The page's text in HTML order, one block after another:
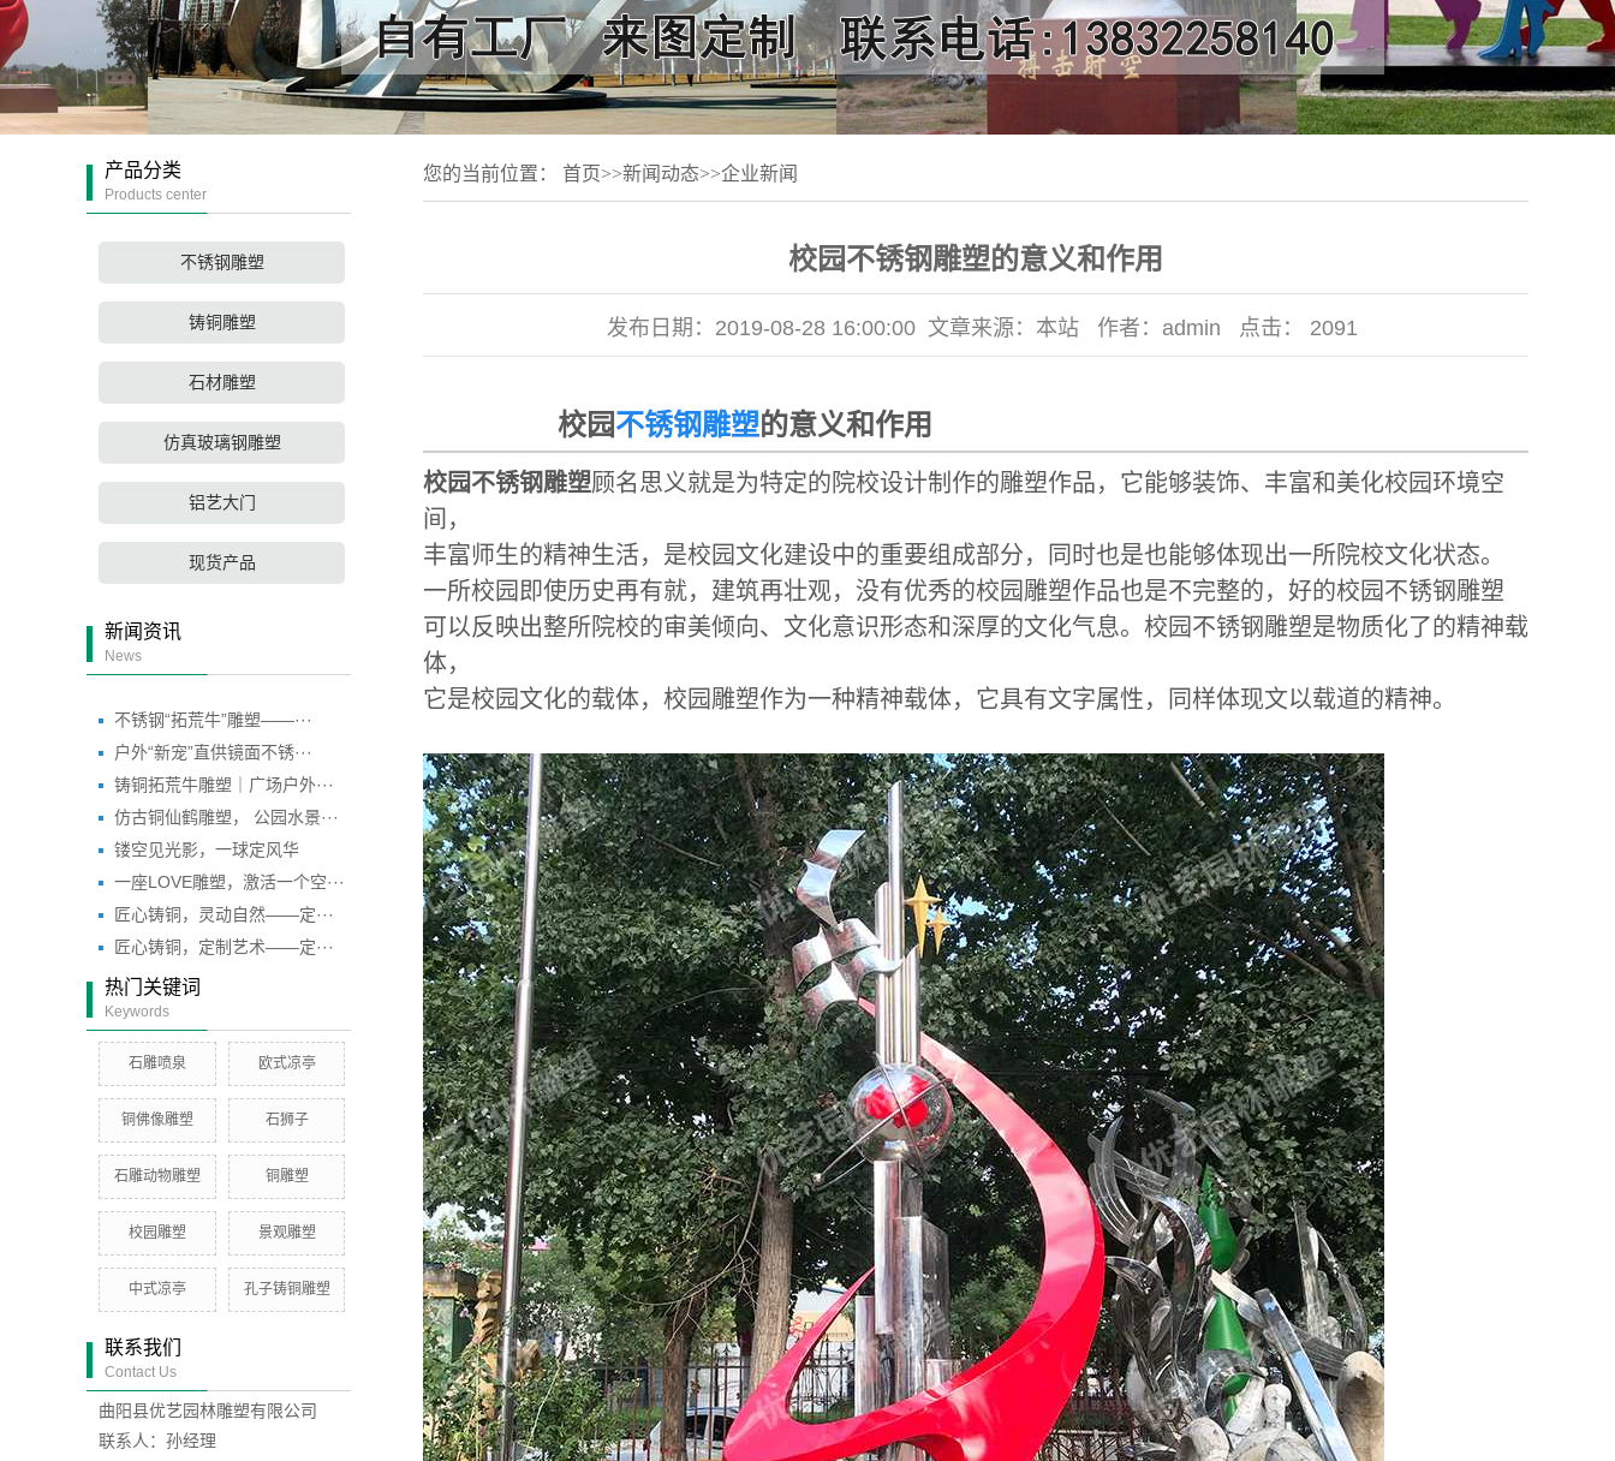
产品分类
Products center
不锈钢雕塑
铸铜雕塑
石材雕塑
仿真玻璃钢雕塑
铝艺大门
现货产品
新闻资讯
News
不锈钢“拓荒牛”雕塑——···
户外“新宠”直供镜面不锈···
铸铜拓荒牛雕塑｜广场户外···
仿古铜仙鹤雕塑， 公园水景···
镂空见光影，一球定风华
一座LOVE雕塑，激活一个空···
匠心铸铜，灵动自然——定···
匠心铸铜，定制艺术——定···
热门关键词
Keywords
石雕喷泉 欧式凉亭
铜佛像雕塑 石狮子
石雕动物雕塑 铜雕塑
校园雕塑 景观雕塑
中式凉亭 孔子铸铜雕塑
联系我们
Contact Us
曲阳县优艺园林雕塑有限公司
联系人：孙经理
您的当前位置： 首页>>新闻动态>>企业新闻
校园不锈钢雕塑的意义和作用
发布日期： 2019-08-28 16:00:00 文章来源： 本站 作者： admin 点击： 2091
校园不锈钢雕塑的意义和作用
校园不锈钢雕塑顾名思义就是为特定的院校设计制作的雕塑作品，它能够装饰、丰富和美化校园环境空
间，
丰富师生的精神生活，是校园文化建设中的重要组成部分，同时也是也能够体现出一所院校文化状态。
一所校园即使历史再有就，建筑再壮观，没有优秀的校园雕塑作品也是不完整的，好的校园不锈钢雕塑
可以反映出整所院校的审美倾向、文化意识形态和深厚的文化气息。校园不锈钢雕塑是物质化了的精神载
体，
它是校园文化的载体，校园雕塑作为一种精神载体，它具有文字属性，同样体现文以载道的精神。